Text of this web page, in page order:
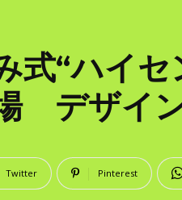
式“ハイ
デザイ
Twitter Pinterest